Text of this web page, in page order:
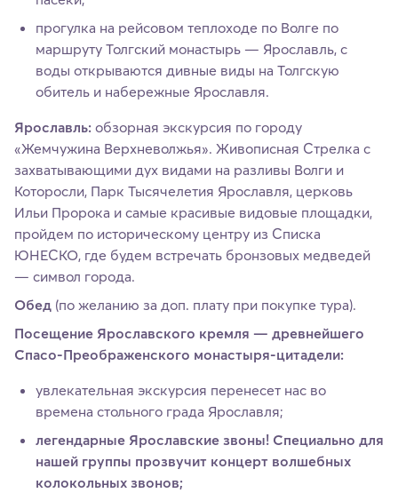
прогулка на рейсовом теплоходе по Волге по
маршруту Толгский монастырь — Ярославль, с
воды открываются дивные виды на Толгскую
обитель и набережные Ярославля.
Ярославль: обзорная экскурсия по городу
«Жемчужина Верхневолжья». Живописная Стрелка с
захватывающими дух видами на разливы Волги и
Которосли, Парк Тысячелетия Ярославля, церковь
Ильи Пророка и самые красивые видовые площадки,
пройдем по историческому центру из Списка
ЮНЕСКО, где будем встречать бронзовых медведей
— символ города.
Обед (по желанию за доп. плату при покупке тура).
Посещение Ярославского кремля — древнейшего
Спасо-Преображенского монастыря-цитадели:
увлекательная экскурсия перенесет нас во
времена стольного града Ярославля;
легендарные Ярославские звоны! Специально для
нашей группы прозвучит концерт волшебных
колокольных звонов;